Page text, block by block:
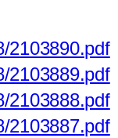
2103890.pdf
2103889.pdf
2103888.pdf
2103887.pdf